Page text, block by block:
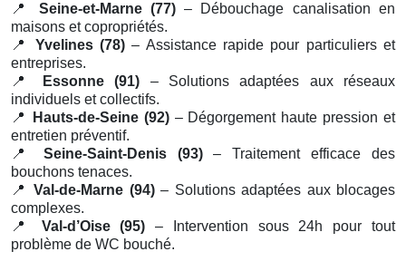
📍
Seine-et-Marne (77)– Débouchage canalisation en
maisons et copropriétés.
📍
Yvelines (78) – Assistance rapide pour particuliers et
entreprises.
📍
Essonne (91) – Solutions adaptées aux réseaux
individuels et collectifs.
📍
Hauts-de-Seine (92)– Dégorgement haute pression et
entretien préventif.
📍
Seine-Saint-Denis (93)– Traitement efficace des
bouchons tenaces.
📍
Val-de-Marne (94)– Solutions adaptées aux blocages
complexes.
📍
Val-d’Oise (95) – Intervention sous 24h pour tout
problème de WC bouché.